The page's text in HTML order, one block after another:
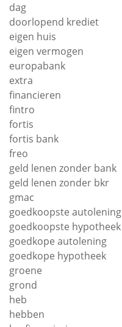
dag
doorlopend krediet
eigen huis
eigen vermogen
europabank
extra
financieren
fintro
fortis
fortis bank
freo
geld lenen zonder bank
geld lenen zonder bkr
gmac
goedkoopste autolening
goedkoopste hypotheek
goedkope autolening
goedkope hypotheek
groene
grond
heb
hebben